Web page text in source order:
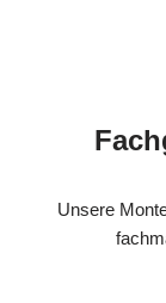
Unsere